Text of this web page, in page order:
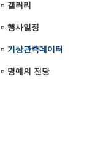
갤러리
행사일정
기상관측데이터
명예의 전당